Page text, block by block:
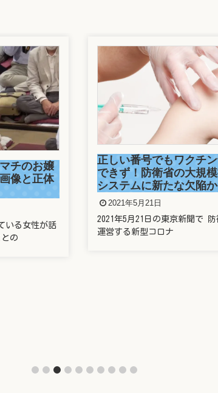
チのお嬢
像と正体
いる女性が話
の
正しい番号でもワクチ
できず！防衛省の大規
システムに新たな欠陥か
2021年5月21日
2021年5月21日の東京新聞で
運営する新型コロナ